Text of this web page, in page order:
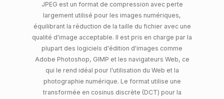
JPEG est un format de compression avec perte
largement utilisé pour les images numériques,
équilibrant la réduction de la taille du fichier avec une
qualité d'image acceptable. Il est pris en charge par la
plupart des logiciels d'édition d'images comme
Adobe Photoshop, GIMP et les navigateurs Web, ce
qui le rend idéal pour l'utilisation du Web et la
photographie numérique. Le format utilise une
transformée en cosinus discrète (DCT) pour la